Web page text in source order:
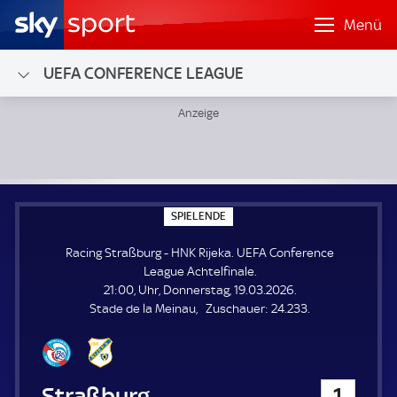
Menü
UEFA CONFERENCE LEAGUE
SPIELENDE
P
E
L
E
N
E
Racing Straßburg - HNK Rijeka. UEFA Conference
League Achtelfinale.
21:00, Uhr, Donnerstag, 19.03.2026.
Stade de la Meinau
Zuschauer: Z
24.233.